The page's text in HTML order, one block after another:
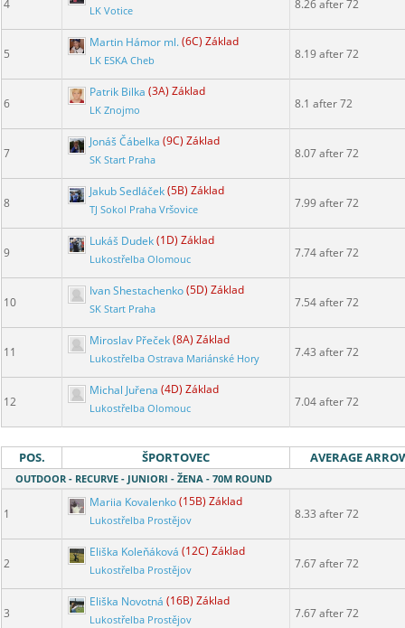
4 LK Votice 8.26 after 72
5
Martin Hámor ml.(6C) Základ
LK ESKA Cheb 8.19 after 72
6
Patrik Bilka (3A) Základ
LK Znojmo 8.1 after 72
7
Jonáš Čábelka (9C) Základ
SK Start Praha 8.07 after 72
8
Jakub Sedláček(5B) Základ
TJ Sokol Praha Vršovice 7.99 after 72
9
Lukáš Dudek(1D) Základ
Lukostřelba Olomouc 7.74 after 72
10
Ivan Shestachenko(5D) Základ
SK Start Praha 7.54 after 72
11
Miroslav Přeček(8A) Základ
Lukostřelba Ostrava Mariánské Hory 7.43 after 72
12
Michal Juřena (4D) Základ
Lukostřelba Olomouc 7.04 after 72
POS. ŠPORTOVEC AVERAGE
OUTDOOR - RECURVE - JUNIORI - ŽENA - 70M ROUND
1
Mariia Kovalenko(15B) Základ
Lukostřelba Prostějov 8.33 after 72
2
Eliška Koleňáková (12C) Základ
Lukostřelba Prostějov 7.67 after 72
3
Eliška Novotná (16B) Základ
Lukostřelba Prostějov 7.67 after 72